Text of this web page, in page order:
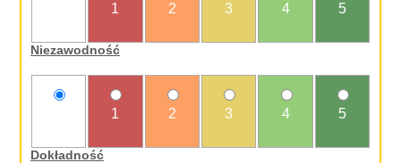
1 2 3 4 5
Niezawodność
1 2 3 4 5
Dokładność